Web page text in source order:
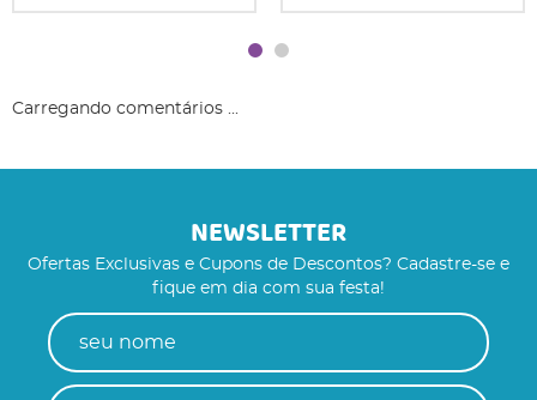
Carregando comentários ...
NEWSLETTER
Ofertas Exclusivas e Cupons de Descontos? Cadastre-se e
fique em dia com sua festa!